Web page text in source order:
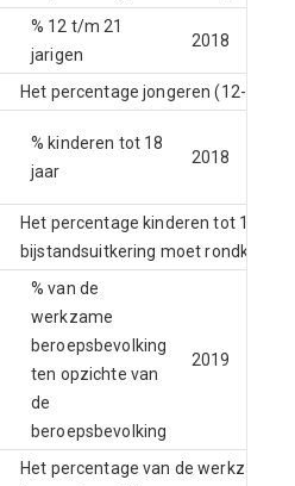
% 12 t/m 21
jarigen
2018
Het percentage jongeren (12-21
% kinderen tot 18
jaar
2018
Het percentage kinderen tot 18
bijstandsuitkering moet
% van de
werkzame
beroepsbevolking
ten opzichte van
de
beroepsbevolking
2019
Het percentage van de werkzame